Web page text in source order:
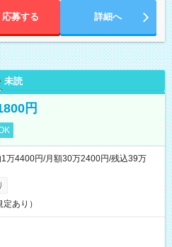
応募する 詳細へ
未読
円
4400円/月額30万2400円/残込39万
あり）